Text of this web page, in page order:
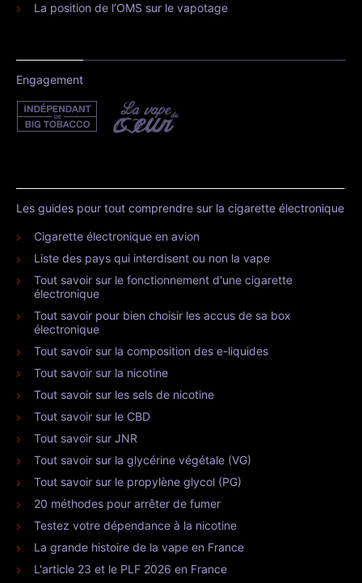
La position de l’OMS sur le vapotage
Engagement
Les guides pour tout comprendre sur la cigarette électronique
Cigarette électronique en avion
Liste des pays qui interdisent ou non la vape
Tout savoir sur le fonctionnement d'une cigarette
électronique
Tout savoir pour bien choisir les accus de sa box
électronique
Tout savoir sur la composition des e-liquides
Tout savoir sur la nicotine
Tout savoir sur les sels de nicotine
Tout savoir sur le CBD
Tout savoir sur JNR
Tout savoir sur la glycérine végétale (VG)
Tout savoir sur le propylène glycol (PG)
20 méthodes pour arrêter de fumer
Testez votre dépendance à la nicotine
La grande histoire de la vape en France
L'article 23 et le PLF 2026 en France